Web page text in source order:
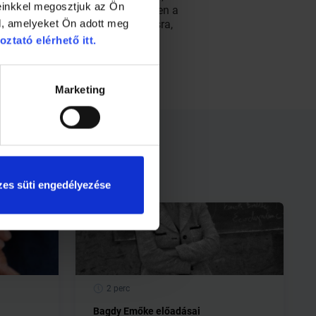
megosztjuk az Ön
amelyeket Ön adott meg
elérhető itt.
Marketing
süti engedélyezése
belőle: tehát, ha esetünkben a
szükségem van egy kis lazításra,
vacsorázni.
2 perc
Bagdy Emőke előadásai